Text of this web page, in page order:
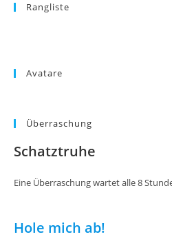
Rangliste
Avatare
Überraschung
Schatztruhe
Eine Überraschung wartet alle 8
Hole mich ab!